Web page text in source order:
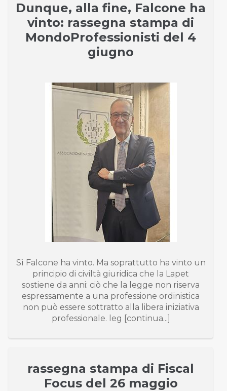
Dunque, alla fine, Falcone ha
vinto: rassegna stampa di
MondoProfessionisti del 4
giugno
Sì Falcone ha vinto. Ma soprattutto ha vinto un
principio di civiltà giuridica che la Lapet
sostiene da anni: ciò che la legge non riserva
espressamente a una professione ordinistica
non può essere sottratto alla libera iniziativa
professionale. leg [continua...]
rassegna stampa di Fiscal
Focus del 26 maggio